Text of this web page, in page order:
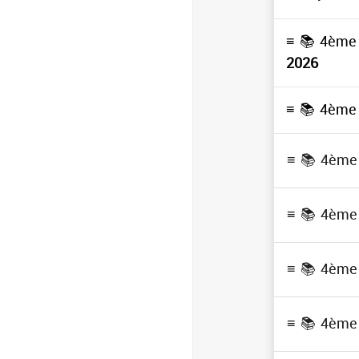
≡ 📚
2026
≡ 📚
≡ 📚
Devoirs(
≡ 📚
Cours(
Devoirs(
≡ 📚
Cours
Devoirs
≡ 📚
Devoirs(
Séries(